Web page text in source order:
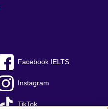
Facebook IELTS
Instagram
TikTok